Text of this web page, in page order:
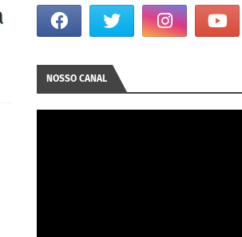
NOSSO CANAL